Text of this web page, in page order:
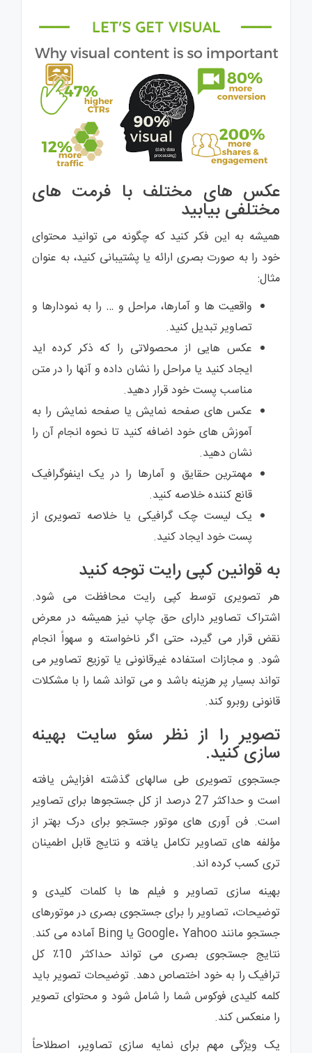
عکس های مختلف با فرمت های
مختلفی بیابید
همیشه به این فکر کنید که چگونه می توانید محتوای
خود را به صورت بصری ارائه یا پشتیبانی کنید، به عنوان
مثال:
واقعیت ها و آمارها، مراحل و … را به نمودارها و
تصاویر تبدیل کنید.
عکس هایی از محصولاتی را که ذکر کرده اید
ایجاد کنید یا مراحل را نشان داده و آنها را در متن
مناسب پست خود قرار دهید.
عکس های صفحه نمایش یا صفحه نمایش را به
آموزش های خود اضافه کنید تا نحوه انجام آن را
نشان دهید.
مهمترین حقایق و آمارها را در یک اینفوگرافیک
قانع کننده خلاصه کنید.
یک لیست چک گرافیکی یا خلاصه تصویری از
پست خود ایجاد کنید.
به قوانین کپی رایت توجه کنید
هر تصویری توسط کپی رایت محافظت می شود.
اشتراک تصاویر دارای حق چاپ نیز همیشه در معرض
نقض قرار می گیرد، حتی اگر ناخواسته و سهواً انجام
شود. و مجازات استفاده غیرقانونی یا توزیع تصاویر می
تواند بسیار پر هزینه باشد و می تواند شما را با مشکلات
قانونی روبرو کند.
تصویر را از نظر سئو سایت بهینه
سازی کنید.
جستجوی تصویری طی سالهای گذشته افزایش یافته
است و حداکثر 27 درصد از کل جستجوها برای تصاویر
است. فن آوری های موتور جستجو برای درک بهتر از
مؤلفه های تصاویر تکامل یافته و نتایج قابل اطمینان
تری کسب کرده اند.
بهینه سازی تصاویر و فیلم ها با کلمات کلیدی و
توضیحات، تصاویر را برای جستجوی بصری در موتورهای
جستجو مانند Google، Yahoo یا Bing آماده می کند.
نتایج جستجوی بصری می تواند حداکثر 10٪ کل
ترافیک را به خود اختصاص دهد. توضیحات تصویر باید
کلمه کلیدی فوکوس شما را شامل شود و محتوای تصویر
را منعکس کند.
یک ویژگی مهم برای نمایه سازی تصاویر، اصطلاحاً